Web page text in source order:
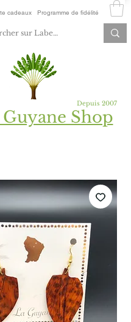
cadeaux Programme de fidélité
Depuis 2007
Shop